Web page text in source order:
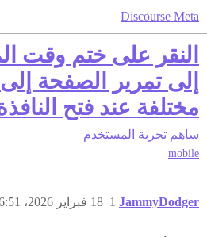
Discourse Meta
النقر على ختم وقت
إلى تمرير الصفحة
مختلفة عند فتح
ساهم تجربة المستخدم
mobile
JammyDodger 18 فبراير 2026، 6:51م 1